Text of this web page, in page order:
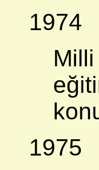
1974
1975